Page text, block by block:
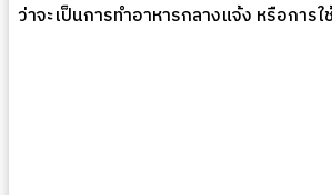
ว่าจะเป็นการทำอาหารกลางแจ้ง หรือการ